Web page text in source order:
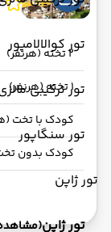
تور کوالالامپور
تور ترکیبی
تور سنگاپور
تور ژاپن
تور ژاپن
2 تخته (هرنفر)
1 تخته (هرنفر)
کودک با تخت
کودک بدون